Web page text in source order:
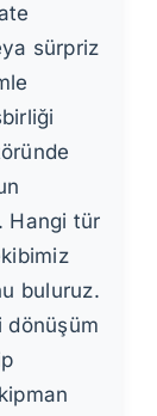
sürpriz
Hangi tür
buluruz.
dönüşüm